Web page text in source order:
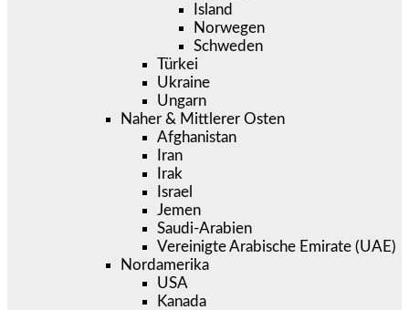
Island
Norwegen
Schweden
Türkei
Ukraine
Ungarn
Naher & Mittlerer Osten
Afghanistan
Iran
Irak
Israel
Jemen
Saudi-Arabien
Vereinigte Arabische Emirate (UAE)
Nordamerika
USA
Kanada